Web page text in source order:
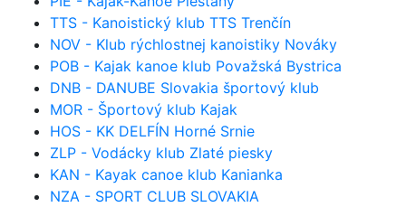
TTS - Kanoistický klub TTS Trenčín
NOV - Klub rýchlostnej kanoistiky Nováky
POB - Kajak kanoe klub Považská Bystrica
DNB - DANUBE Slovakia športový klub
MOR - Športový klub Kajak
HOS - KK DELFÍN Horné Srnie
ZLP - Vodácky klub Zlaté piesky
KAN - Kayak canoe klub Kanianka
NZA - SPORT CLUB SLOVAKIA